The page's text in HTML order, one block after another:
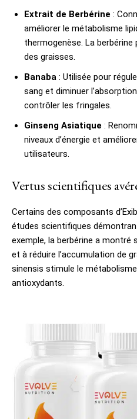
Extrait de Berbérine :
améliorer le métabolisme
thermogenèse. La berbérine
des graisses.
Banaba : Utilisée pour
sang et diminuer
contrôler les fringales.
Ginseng Asiatique :
niveaux d’énergie et
utilisateurs.
Vertus scientifiques
Certains des composants
études scientifiques
exemple, la berbérine a montré
et à réduire l’accumulation de
sinensis stimule le
antioxydants.